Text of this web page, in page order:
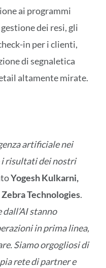
ai programmi
dei resi, gli
in per i clienti,
di segnaletica
altamente mirate.
artificiale nei
risultati dei nostri
Yogesh Kulkarni,
Technologies.
stanno
in prima linea,
Siamo orgogliosi di
rete di partner e